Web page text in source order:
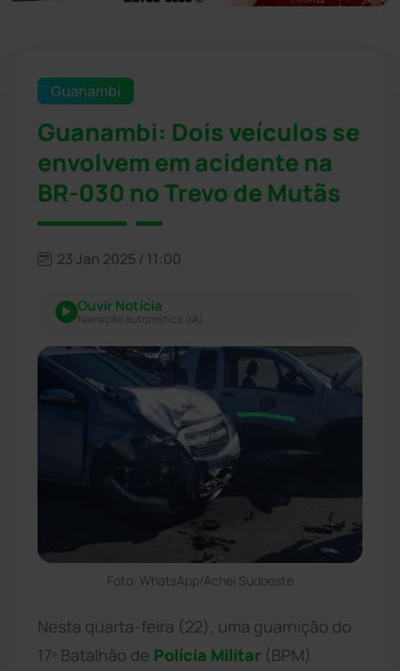
Guanambi
Guanambi: Dois veículos se
envolvem em acidente na
BR-030 no Trevo de Mutãs
23 Jan 2025 / 11:00
Ouvir Notícia
Narração automática (IA)
Foto: WhatsApp/Achei Sudoeste
Nesta quarta-feira (22), uma guarnição do
17º Batalhão de Polícia Militar (BPM)